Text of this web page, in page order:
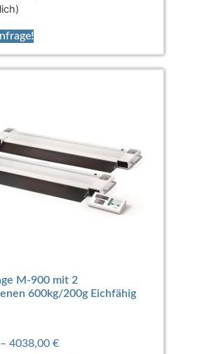
M-900 mit 2
600kg/200g Eichfähig
4038,00 €